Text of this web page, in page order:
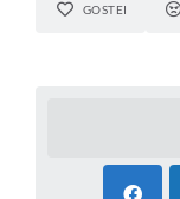
GOSTEI